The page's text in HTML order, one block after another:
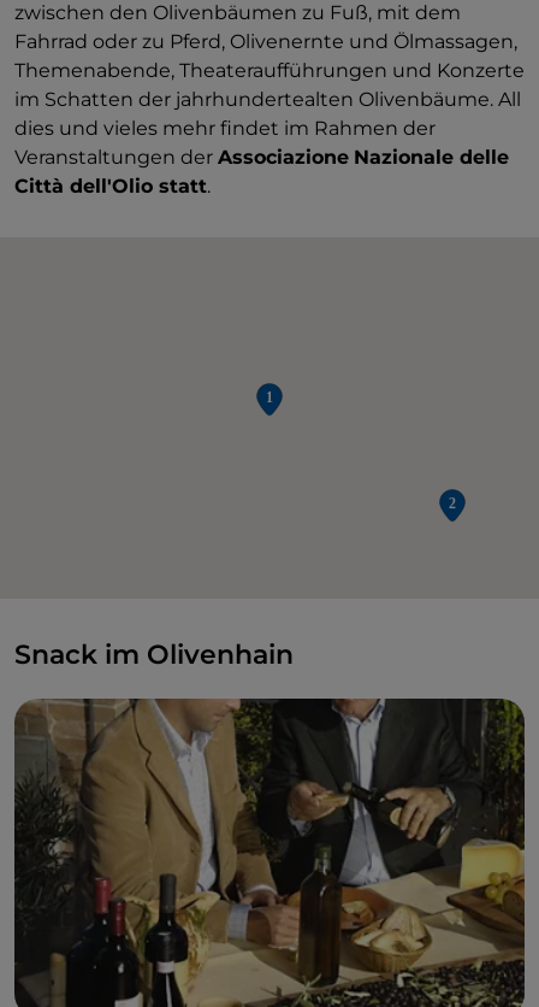
zwischen den Olivenbäumen zu Fuß, mit dem
Fahrrad oder zu Pferd, Olivenernte und Ölmassagen,
Themenabende, Theateraufführungen und Konzerte
im Schatten der jahrhundertealten Olivenbäume. All
dies und vieles mehr findet im Rahmen der
Veranstaltungen der Associazione Nazionale delle
Città dell'Olio statt.
Snack im Olivenhain